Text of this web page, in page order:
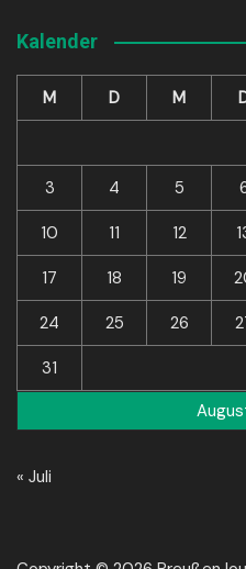
Kalender
M D M
3 4 5
10 11 12
17 18 19
24 25 26
31
« Juli